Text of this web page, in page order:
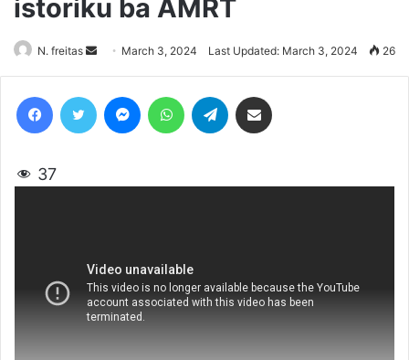
istoriku ba AMRT
N. freitas
Send
an
email
March 3, 2024 Last Updated: March 3, 2024 26
37